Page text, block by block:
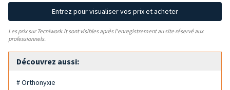
Entrez pour visualiser vos prix et acheter
Les prix sur Tecniwork.it sont visibles après l'enregistrement au site réservé aux
professionnels.
Découvrez aussi:
# Orthonyxie